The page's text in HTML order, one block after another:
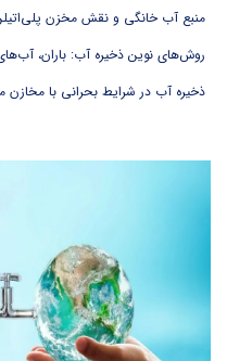
منبع آب خانگی و نقش مخزن
روش‌های نوین ذخیره آب: باران،
ذخیره آب در شرایط بحرانی با مخازن